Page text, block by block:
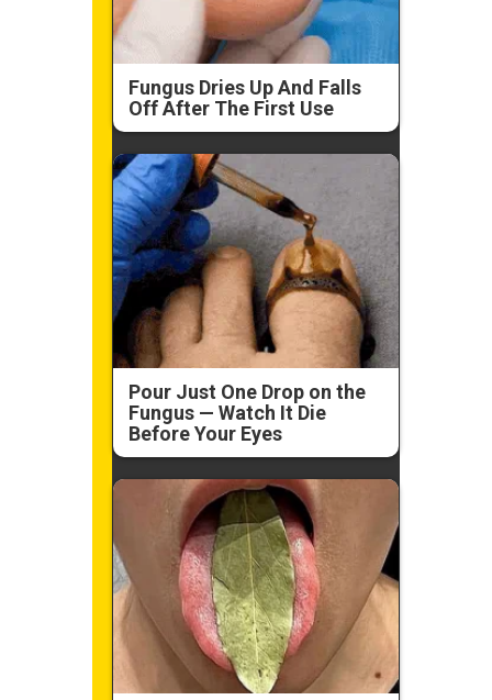
Fungus Dries Up And Falls
Off After The First Use
Pour Just One Drop on the
Fungus — Watch It Die
Before Your Eyes